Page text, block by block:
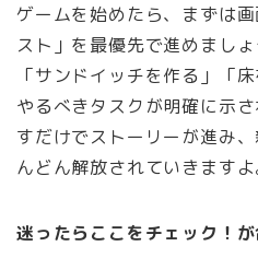
ゲームを始めたら、まずは
スト」を最優先で進めましょ
「サンドイッチを作る」「
やるべきタスクが明確に示
すだけでストーリーが進み
んどん解放されていきますよ
迷ったらここをチェック！が